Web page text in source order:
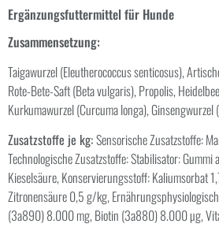
Ergänzungsfuttermittel für Hunde
Zusammensetzung:
Taigawurzel (Eleutherococcus senticosus),
Rote-Bete-Saft (Beta vulgaris), Propolis,
Kurkumawurzel (Curcuma longa), Ginsengwurzel
Zusatzstoffe je kg:Sensorische Zusatzstoffe:
Technologische Zusatzstoffe: Stabilisator:
Kieselsäure, Konservierungsstoff: Kaliumsorbat
Zitronensäure 0,5 g/kg,
(3a890) 8.000 mg, Biotin (3a880) 8.000 µg,